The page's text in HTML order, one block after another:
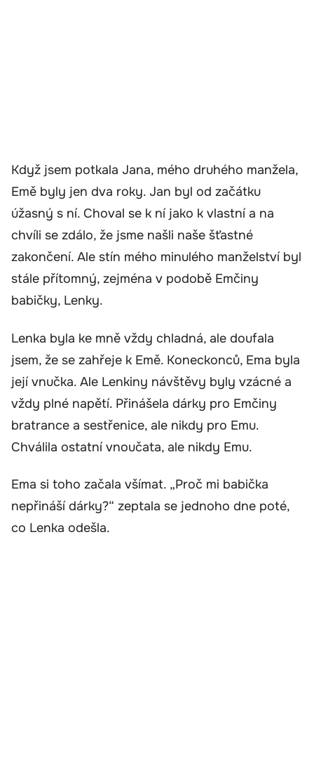
Když jsem potkala Jana, mého druhého manžela,
Emě byly jen dva roky. Jan byl od začátku
úžasný s ní. Choval se k ní jako k vlastní a na
chvíli se zdálo, že jsme našli naše šťastné
zakončení. Ale stín mého minulého manželství byl
stále přítomný, zejména v podobě Emčiny
babičky, Lenky.
Lenka byla ke mně vždy chladná, ale doufala
jsem, že se zahřeje k Emě. Koneckonců, Ema byla
její vnučka. Ale Lenkiny návštěvy byly vzácné a
vždy plné napětí. Přinášela dárky pro Emčiny
bratrance a sestřenice, ale nikdy pro Emu.
Chválila ostatní vnoučata, ale nikdy Emu.
Ema si toho začala všímat. „Proč mi babička
nepřináší dárky?“ zeptala se jednoho dne poté,
co Lenka odešla.